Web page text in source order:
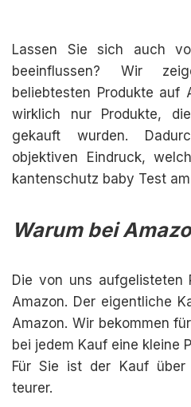
Lassen Sie sich auch
beeinflussen? Wir
beliebtesten Produkte auf
wirklich nur Produkte,
gekauft wurden.
objektiven Eindruck,
kantenschutz baby Test
Warum bei
Die von uns aufgelisteten
Amazon. Der eigentliche
Amazon. Wir bekommen
bei jedem Kauf eine kleine
Für Sie ist der Kauf über
teurer.